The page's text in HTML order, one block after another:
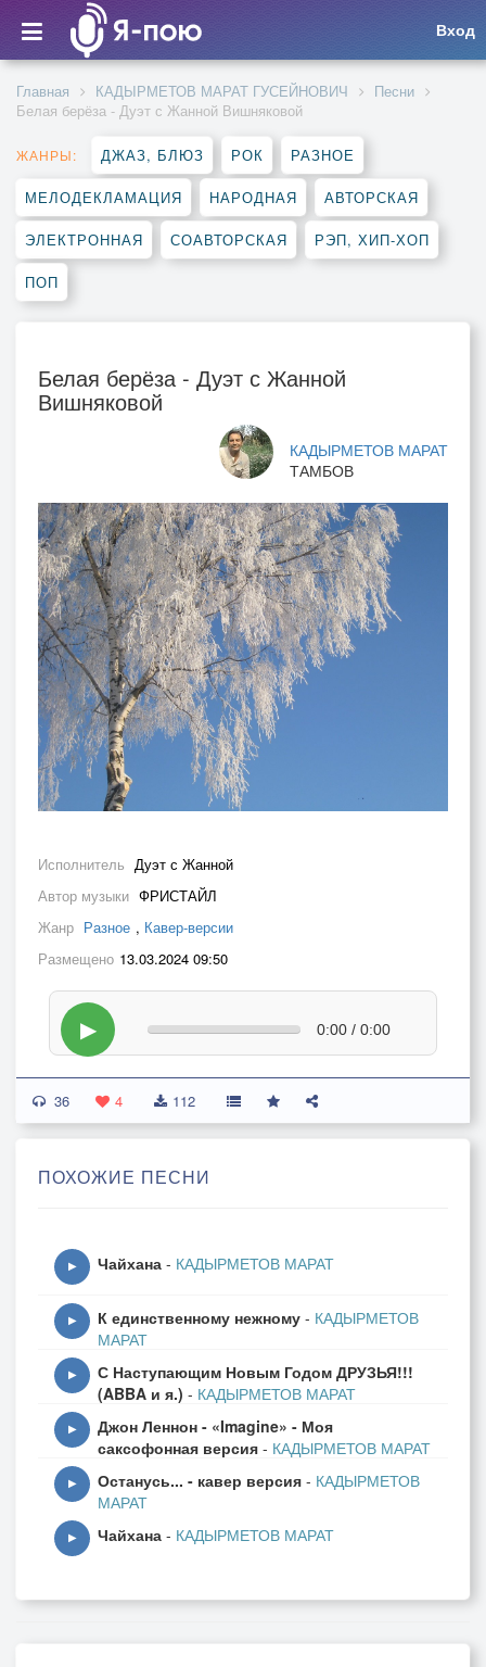
Вход
Главная КАДЫРМЕТОВ МАРАТ ГУСЕЙНОВИЧ
Песни
Белая берёза - Дуэт с Жанной Вишняковой
ЖАНРЫ: ДЖАЗ, БЛЮЗ РОК РАЗНОЕ
МЕЛОДЕКЛАМАЦИЯ НАРОДНАЯ АВТОРСКАЯ
ЭЛЕКТРОННАЯ СОАВТОРСКАЯ РЭП, ХИП-ХОП
ПОП
Белая берёза - Дуэт с Жанной
Вишняковой
КАДЫРМЕТОВ МАРАТ
ТАМБОВ
Исполнитель Дуэт с Жанной
Автор музыки ФРИСТАЙЛ
Жанр Разное , Кавер-версии
Размещено 13.03.2024 09:50
▶ 0:00 / 0:00
36 4 112
ПОХОЖИЕ ПЕСНИ
▶ Чайхана - КАДЫРМЕТОВ МАРАТ
▶ К единственному нежному - КАДЫРМЕТОВ
МАРАТ
▶
С Наступающим Новым Годом ДРУЗЬЯ!!!
(ABBA и я.) - КАДЫРМЕТОВ МАРАТ
▶
Джон Леннон - «Imagine» - Моя
саксофонная версия - КАДЫРМЕТОВ МАРАТ
▶ Останусь... - кавер версия - КАДЫРМЕТОВ
МАРАТ
▶ Чайхана - КАДЫРМЕТОВ МАРАТ